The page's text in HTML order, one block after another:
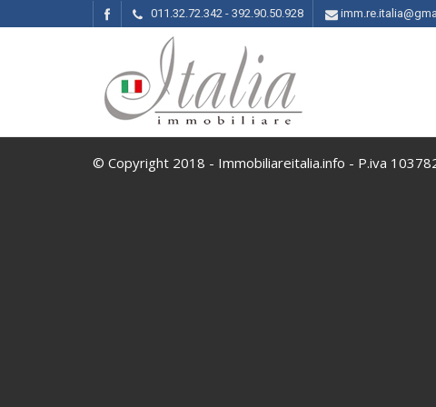
011.32.72.342 - 392.90.50.928
© Copyright 2018 - Immobiliareitalia.info - P.iva